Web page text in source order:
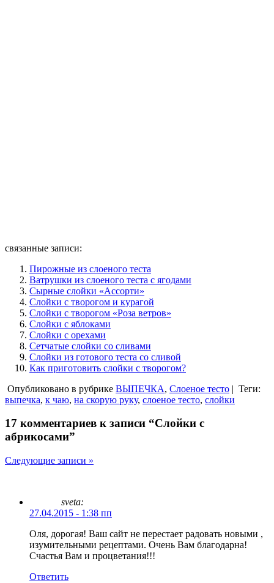
связанные записи:
Пирожные из слоеного теста
Ватрушки из слоеного теста с ягодами
Сырные слойки «Ассорти»
Слойки с творогом и курагой
Слойки с творогом «Роза ветров»
Слойки с яблоками
Слойки с орехами
Сетчатые слойки со сливами
Слойки из готового теста со сливой
Как приготовить слойки с творогом?
Опубликовано в рубрике ВЫПЕЧКА, Слоеное тесто | Теги:
выпечка, к чаю, на скорую руку, слоеное тесто, слойки
17 комментариев к записи “Слойки с
абрикосами”
Следующие записи »
sveta:
27.04.2015 - 1:38 пп
Оля, дорогая! Ваш сайт не перестает радовать новыми ,
изумительными рецептами. Очень Вам благодарна!
Счастья Вам и процветания!!!
Ответить